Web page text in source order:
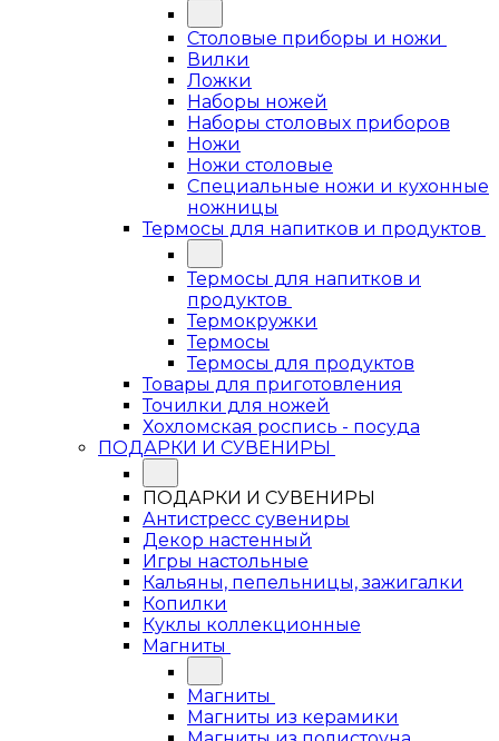
Столовые приборы и ножи
Вилки
Ложки
Наборы ножей
Наборы столовых приборов
Ножи
Ножи столовые
Специальные ножи и кухонные
ножницы
Термосы для напитков и продуктов
Термосы для напитков и
продуктов
Термокружки
Термосы
Термосы для продуктов
Товары для приготовления
Точилки для ножей
Хохломская роспись - посуда
ПОДАРКИ И СУВЕНИРЫ
ПОДАРКИ И СУВЕНИРЫ
Антистресс сувениры
Декор настенный
Игры настольные
Кальяны, пепельницы, зажигалки
Копилки
Куклы коллекционные
Магниты
Магниты
Магниты из керамики